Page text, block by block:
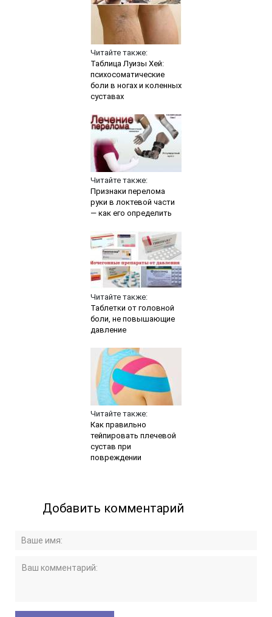
Читайте также:
Таблица Луизы Хей:
психосоматические
боли в ногах и коленных
суставах
Читайте также:
Признаки перелома
руки в локтевой части
— как его определить
Читайте также:
Таблетки от головной
боли, не повышающие
давление
Читайте также:
Как правильно
тейпировать плечевой
сустав при
повреждении
Добавить комментарий